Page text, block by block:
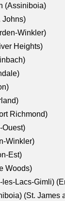
(Assiniboia)
Johns)
Winkler)
Heights)
Richmond)
Ouest)
Winkler)
Est)
Woods)
Lacs-Gimli)
(St. James